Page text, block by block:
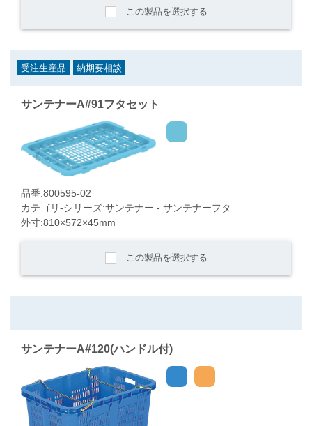
この製品を選択する
受注生産品 納期要相談
サンテナーA#91フタセット
品番:800595-02
カテゴリ-シリーズ:サンテナー - サンテナーフタ
外寸:810×572×45mm
この製品を選択する
サンテナーA#120(ハンドル付)